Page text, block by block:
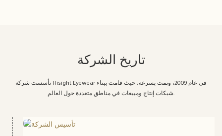
تاريخ الشركة
تأسست شركة Hisight Eyewear في عام 2009، ونمت بسرعة، حيث قامت ببناء
شبكات إنتاج ومبيعات في مناطق متعددة حول العالم.